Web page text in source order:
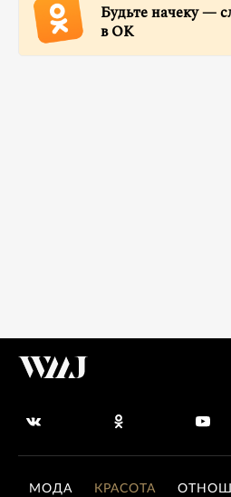
Будьте начеку —
в ОК
МОДА КРАСОТА